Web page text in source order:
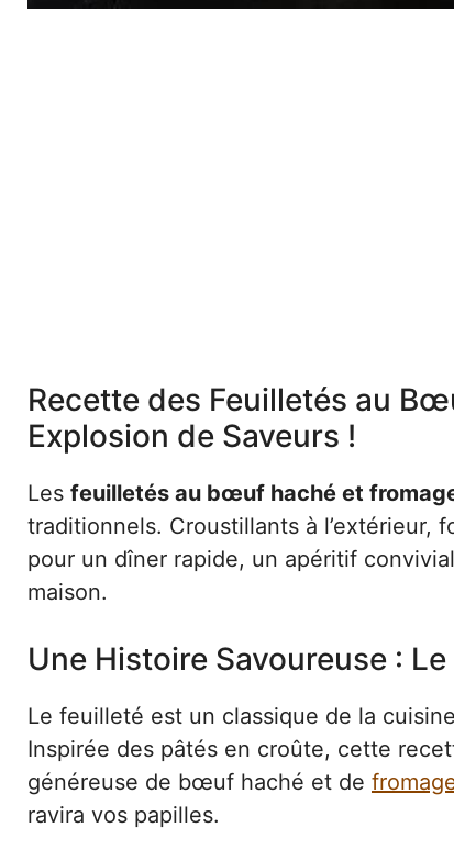
Recette des Feuilletés au
Explosion de Saveurs !
Les feuilletés au bœuf haché et
traditionnels. Croustillants à l’extérieur,
pour un dîner rapide, un apéritif
maison.
Une Histoire Savoureuse :
Le feuilleté est un classique de la
Inspirée des pâtés en croûte, cette
généreuse de bœuf haché et de
ravira vos papilles.